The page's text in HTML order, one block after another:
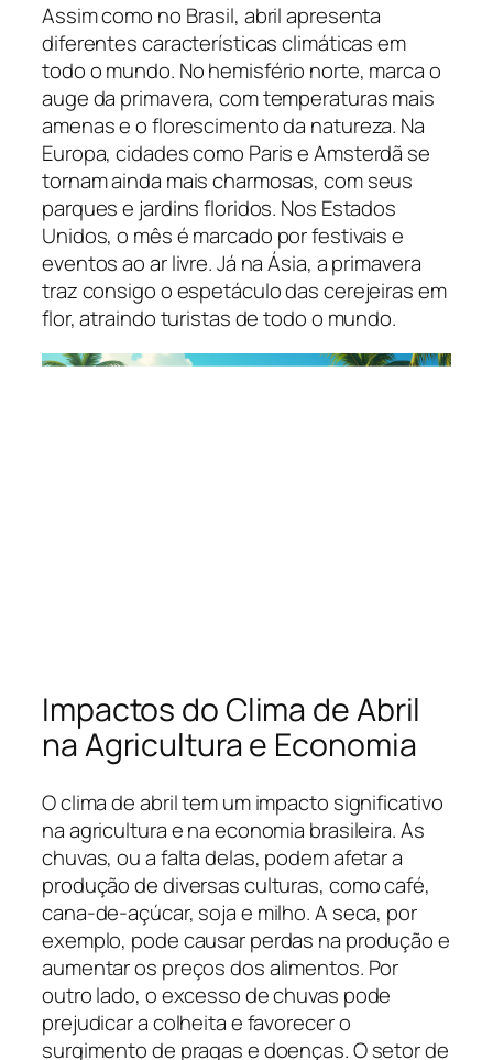
Assim como no Brasil, abril apresenta
diferentes características climáticas em
todo o mundo. No hemisfério norte, marca o
auge da primavera, com temperaturas mais
amenas e o florescimento da natureza. Na
Europa, cidades como Paris e Amsterdã se
tornam ainda mais charmosas, com seus
parques e jardins floridos. Nos Estados
Unidos, o mês é marcado por festivais e
eventos ao ar livre. Já na Ásia, a primavera
traz consigo o espetáculo das cerejeiras em
flor, atraindo turistas de todo o mundo.
Impactos do Clima de Abril
na Agricultura e Economia
O clima de abril tem um impacto significativo
na agricultura e na economia brasileira. As
chuvas, ou a falta delas, podem afetar a
produção de diversas culturas, como café,
cana-de-açúcar, soja e milho. A seca, por
exemplo, pode causar perdas na produção e
aumentar os preços dos alimentos. Por
outro lado, o excesso de chuvas pode
prejudicar a colheita e favorecer o
surgimento de pragas e doenças. O setor de